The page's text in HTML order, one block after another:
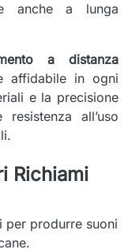
anche a lunga
a distanza
affidabile in ogni
e la precisione
all’uso
Richiami
per produrre suoni